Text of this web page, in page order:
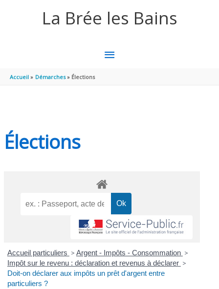
La Brée les Bains
MENU
Accueil Démarches Élections
Élections
Accueil particuliers > Argent - Impôts - Consommation >
Impôt sur le revenu : déclaration et revenus à déclarer >
Doit-on déclarer aux impôts un prêt d'argent entre
particuliers ?